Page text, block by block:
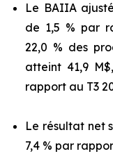
Le BAIIA ajusté
de 1,5 % par
22,0 % des
atteint 41,9
rapport au T3
Le résultat net
7,4 % par